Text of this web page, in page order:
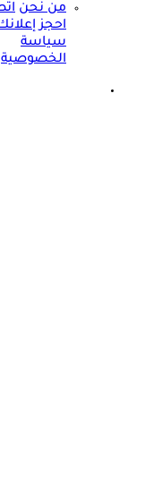
من نحن
احجز
سياسة
الخصوصية